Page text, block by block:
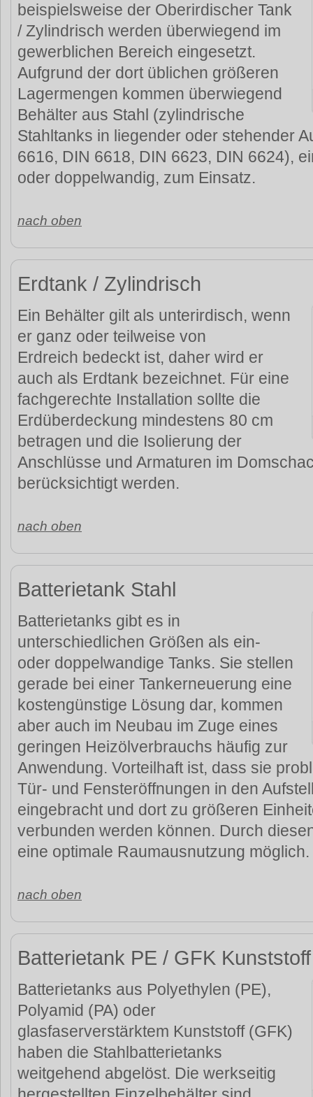
beispielsweise der Oberirdischer Tank
/ Zylindrisch werden überwiegend im
gewerblichen Bereich eingesetzt.
Aufgrund der dort üblichen größeren
Lagermengen kommen überwiegend
Behälter aus Stahl (zylindrische
Stahltanks in liegender oder stehender
6616, DIN 6618, DIN 6623, DIN 6624),
oder doppelwandig, zum Einsatz.
nach oben
Erdtank / Zylindrisch
Ein Behälter gilt als unterirdisch, wenn
er ganz oder teilweise von
Erdreich bedeckt ist, daher wird er
auch als Erdtank bezeichnet. Für eine
fachgerechte Installation sollte die
Erdüberdeckung mindestens 80 cm
betragen und die Isolierung der
Anschlüsse und Armaturen im
berücksichtigt werden.
nach oben
Batterietank Stahl
Batterietanks gibt es in
unterschiedlichen Größen als ein-
oder doppelwandige Tanks. Sie stellen
gerade bei einer Tankerneuerung eine
kostengünstige Lösung dar, kommen
aber auch im Neubau im Zuge eines
geringen Heizölverbrauchs häufig zur
Anwendung. Vorteilhaft ist, dass sie
Tür- und Fensteröffnungen in den
eingebracht und dort zu größeren
verbunden werden können. Durch
eine optimale Raumausnutzung möglich.
nach oben
Batterietank PE / GFK Kunststoff
Batterietanks aus Polyethylen (PE),
Polyamid (PA) oder
glasfaserverstärktem Kunststoff (GFK)
haben die Stahlbatterietanks
weitgehend abgelöst. Die werkseitig